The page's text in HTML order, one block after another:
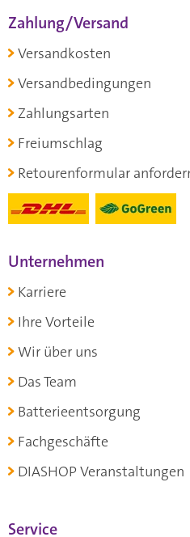
Zahlung/Versand
Versandkosten
Versandbedingungen
Zahlungsarten
Freiumschlag
Retourenformular
Unternehmen
Karriere
Ihre Vorteile
Wir über uns
Das Team
Batterieentsorgung
Fachgeschäfte
DIASHOP Veranstaltungen
Service